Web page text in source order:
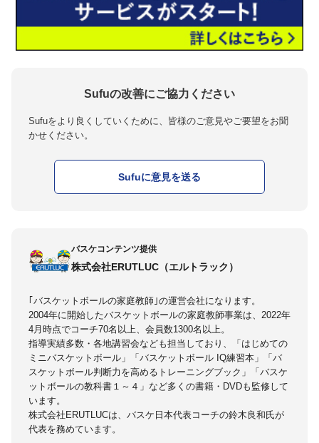
Sufuの改善にご協力ください
Sufuをより良くしていくために、皆様のご意見やご要望をお聞
かせください。
Sufuに意見を送る
バスケコンテンツ提供
株式会社ERUTLUC（エルトラック）
｢バスケットボールの家庭教師｣の運営会社になります。
2004年に開始したバスケットボールの家庭教師事業は、2022年
4月時点でコーチ70名以上、会員数1300名以上。
指導実績多数・各地講習会なども担当しており、「はじめての
ミニバスケットボール」「バスケットボール IQ練習本」「バ
スケットボール判断力を高めるトレーニングブック」「バスケ
ットボールの教科書１～４」など多くの書籍・DVDも監修して
います。
株式会社ERUTLUCは、バスケ日本代表コーチの鈴木良和氏が
代表を務めています。